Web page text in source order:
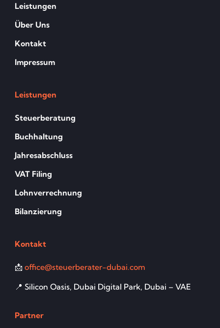
Leistungen
Über Uns
Kontakt
Impressum
Leistungen
Steuerberatung
Buchhaltung
Jahresabschluss
VAT Filing
Lohnverrechnung
Bilanzierung
Kontakt
📩 office@steuerberater-dubai.com
📍 Silicon Oasis, Dubai Digital Park, Dubai – VAE
Partner